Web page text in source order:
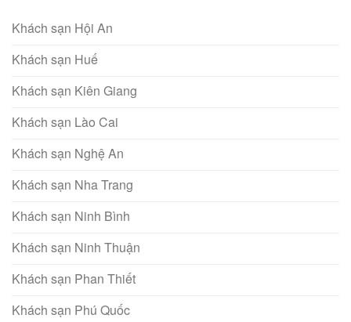
Khách sạn Hội An
Khách sạn Huế
Khách sạn Kiên Giang
Khách sạn Lào Cai
Khách sạn Nghệ An
Khách sạn Nha Trang
Khách sạn Ninh Bình
Khách sạn Ninh Thuận
Khách sạn Phan Thiết
Khách sạn Phú Quốc